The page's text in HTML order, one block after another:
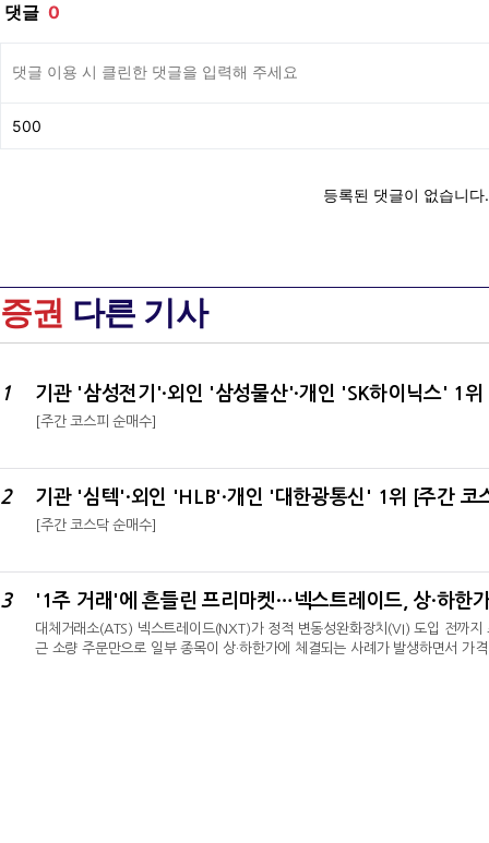
증권 다른 기사
1
[주간 코스피 순매수]
2 기관 '심텍'·외인 'HLB'·개인 '대한광통신' 1위 [주간
[주간 코스닥 순매수]
3 '1주 거래'에 흔들린 프리마켓…넥스트레이드, 상·하한
대체거래소(ATS) 넥스트레이드(NXT)가 정적 변동성완화장치(VI) 도입 전까
근 소량 주문만으로 일부 종목이 상·하한가에 체결되는 사례가 발생하면서 가